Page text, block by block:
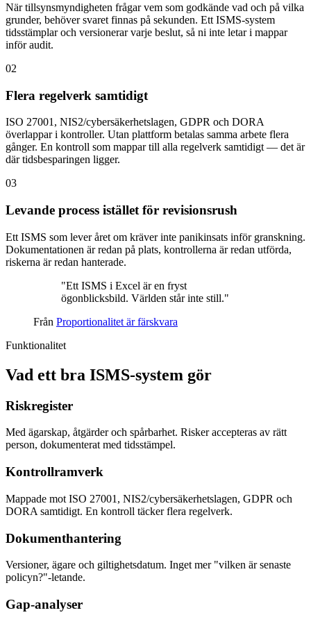
När tillsynsmyndigheten frågar vem som godkände vad och på vilka
grunder, behöver svaret finnas på sekunden. Ett ISMS-system
tidsstämplar och versionerar varje beslut, så ni inte letar i mappar
inför audit.
02
Flera regelverk samtidigt
ISO 27001, NIS2/cybersäkerhetslagen, GDPR och DORA
överlappar i kontroller. Utan plattform betalas samma arbete flera
gånger. En kontroll som mappar till alla regelverk samtidigt — det är
där tidsbesparingen ligger.
03
Levande process istället för revisionsrush
Ett ISMS som lever året om kräver inte panikinsats inför granskning.
Dokumentationen är redan på plats, kontrollerna är redan utförda,
riskerna är redan hanterade.
"Ett ISMS i Excel är en fryst
ögonblicksbild. Världen står inte still."
Från Proportionalitet är färskvara
Funktionalitet
Vad ett bra ISMS-system gör
Riskregister
Med ägarskap, åtgärder och spårbarhet. Risker accepteras av rätt
person, dokumenterat med tidsstämpel.
Kontrollramverk
Mappade mot ISO 27001, NIS2/cybersäkerhetslagen, GDPR och
DORA samtidigt. En kontroll täcker flera regelverk.
Dokumenthantering
Versioner, ägare och giltighetsdatum. Inget mer "vilken är senaste
policyn?"-letande.
Gap-analyser